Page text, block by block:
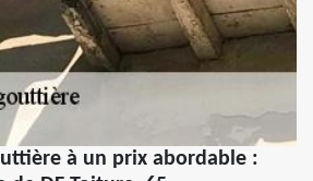
à un prix abordable :